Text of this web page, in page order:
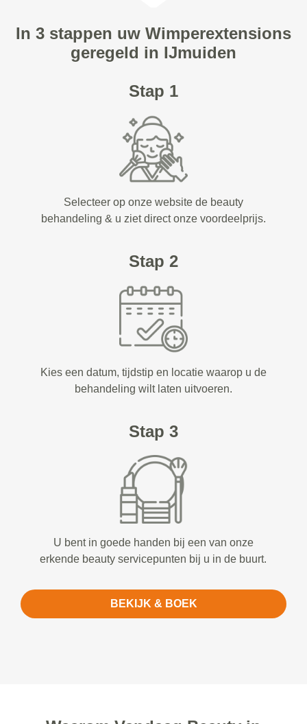
In 3 stappen uw Wimperextensions
geregeld in IJmuiden
Stap 1
Selecteer op onze website de beauty
behandeling & u ziet direct onze voordeelprijs.
Stap 2
Kies een datum, tijdstip en locatie waarop u de
behandeling wilt laten uitvoeren.
Stap 3
U bent in goede handen bij een van onze
erkende beauty servicepunten bij u in de buurt.
BEKIJK & BOEK